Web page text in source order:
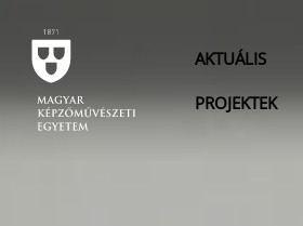
AKTUÁLIS
PROJEKTEK